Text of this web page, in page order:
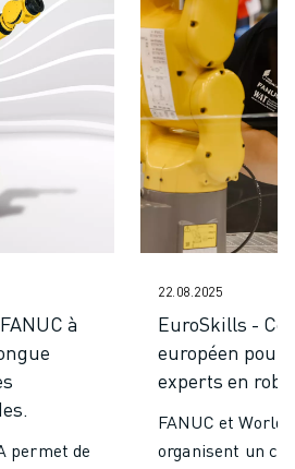
" MYFANUC
à
permet de
22.08.2025
EuroSkills -
européen pour
experts en
FANUC et
organisent un